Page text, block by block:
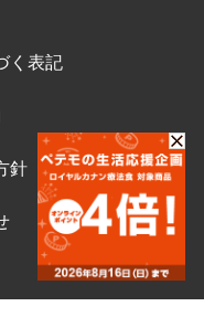
く表記
針